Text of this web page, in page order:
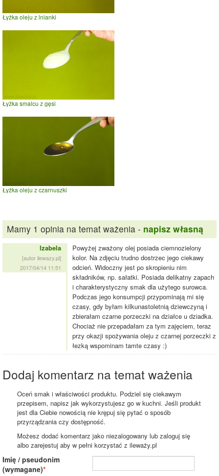
Łyżka oleju z lnianki
Łyżka smalcu z gęsi
Łyżka oleju z czarnuszki
Mamy 1 opinia na temat ważenia - napisz własną
Izabela
[autor ilewazy.pl]
2017/04/14 11:51
Powyżej zważony olej posiada ciemnozielony
kolor. Na zdjęciu trudno dostrzec jego ciekawy
odcień. Widoczny jest po skropieniu nim
składników, np. sałatki. Posiada delikatny zapach
i charakterystyczny smak dla użytego surowca.
Podczas jego konsumpcji przypominają mi się
czasy, gdy byłam kilkunastoletnią dziewczyną i
zbierałam czarne porzeczki na działce u dziadka.
Chociaż nie przepadałam za tym zajęciem, teraz
przy okazji spożywania oleju z czarnej porzeczki z
łezką wspominam tamte czasy :)
Dodaj komentarz na temat ważenia
Oceń smak i właściwości produktu. Podziel się ciekawym
przepisem, napisz jak wykorzystujesz go w kuchni. Jeśli produkt
jest dla Ciebie nowością nie krępuj się pytać o sposób
przyrządzania czy dostępność.
Możesz dodać komentarz jako niezalogowany lub zaloguj się
albo zarejestuj aby w pełni korzystać z ileważy.pl
Imię / pseudonim
(wymagane)